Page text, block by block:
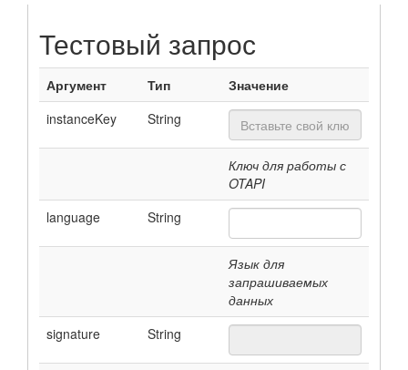
Тестовый запрос
Аргумент Тип
Значение
instanceKey
String
Ключ для работы с
OTAPI
language
String
Язык для
запрашиваемых
данных
signature
String